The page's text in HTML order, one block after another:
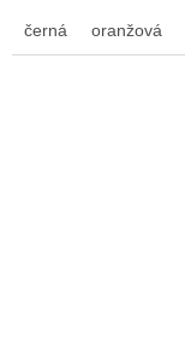
černá oranžová